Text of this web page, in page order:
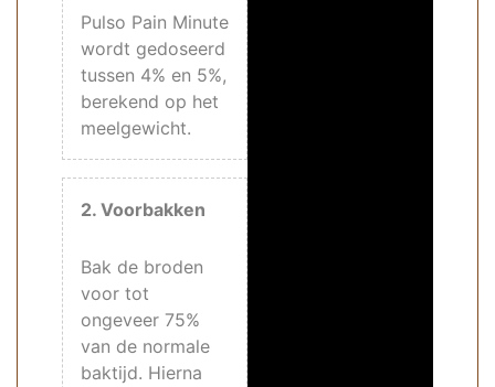
Pulso Pain Minute
wordt gedoseerd
tussen 4% en 5%,
berekend op het
meelgewicht.
2. Voorbakken
Bak de broden
voor tot
ongeveer 75%
van de normale
baktijd. Hierna